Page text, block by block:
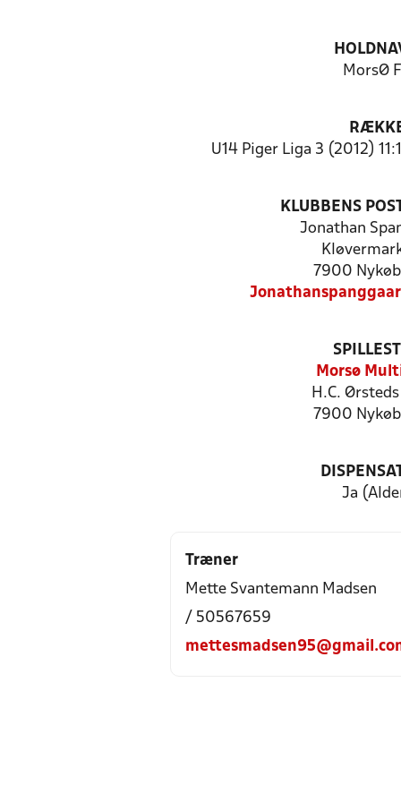
MorsØ
U14 Piger Liga 3 (2012)
KLUBBENS
Jonathan
7900
Morsø
H.C. Ørsteds
7900
Ja
Træner
Mette Svantemann Madsen
/ 50567659